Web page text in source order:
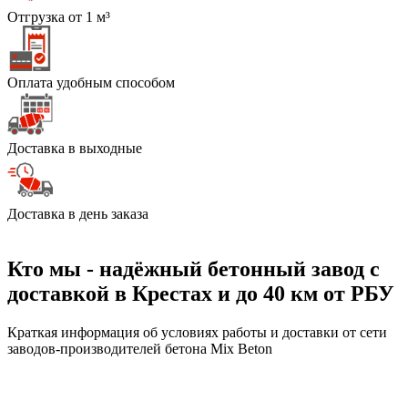
Отгрузка от 1 м³
Оплата удобным способом
Доставка в выходные
Доставка в день заказа
Кто мы - надёжный бетонный завод с
доставкой в Крестах и до 40 км от РБУ
Краткая информация об условиях работы и доставки от сети
заводов-производителей бетона Mix Beton